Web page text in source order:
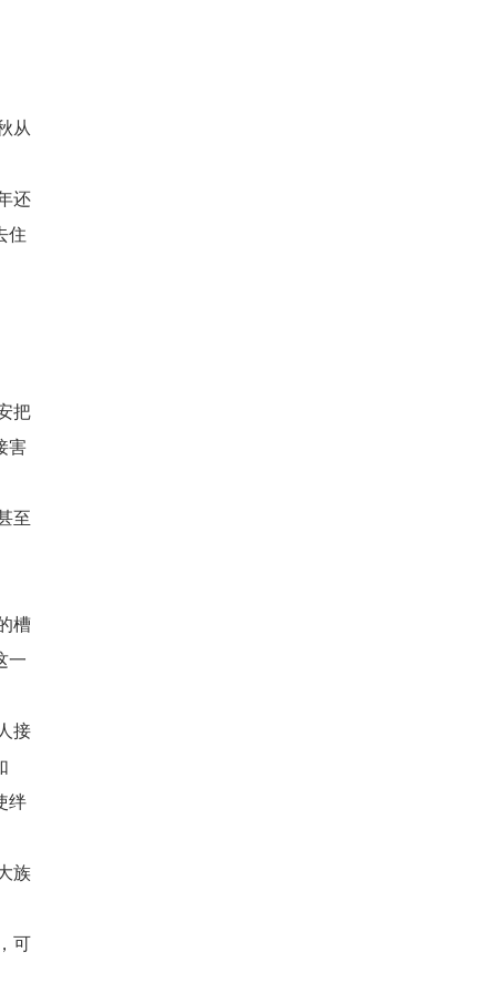
从
还
住
把
害
至
槽
一
接
绊
族
可